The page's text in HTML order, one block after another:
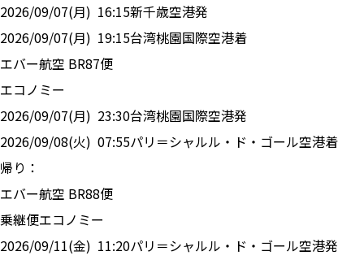
2026/09/07(月) 16:15新千歳空港発
2026/09/07(月) 19:15台湾桃園国際空港着
エバー航空 BR87便
エコノミー
2026/09/07(月) 23:30台湾桃園国際空港発
2026/09/08(火) 07:55パリ＝シャルル・ド・ゴール空港着
帰り：
エバー航空 BR88便
乗継便エコノミー
2026/09/11(金) 11:20パリ＝シャルル・ド・ゴール空港発